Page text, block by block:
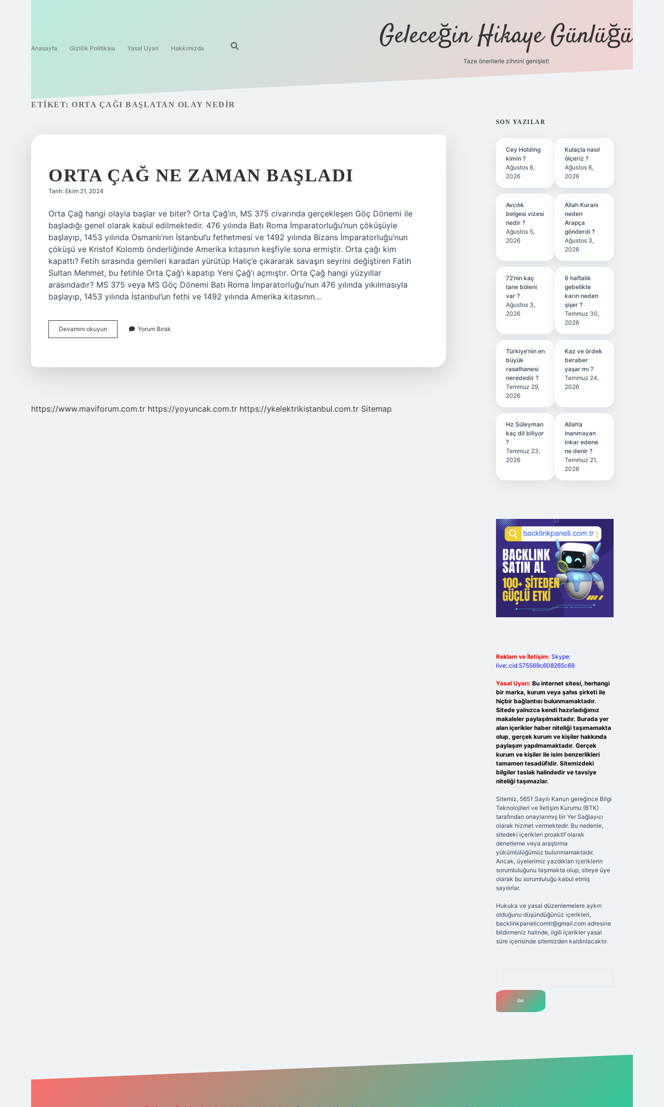
Anasayfa Gizlilik Politikası Yasal Uyarı Hakkımızda Geleceğin Hikaye Günlüğü
Taze önerilerle zihnini genişlet!
ETIKET: ORTA ÇAĞI BAŞLATAN OLAY NEDIR
ORTA ÇAĞ NE ZAMAN BAŞLADI
Tarih: Ekim 21, 2024
Orta Çağ hangi olayla başlar ve biter? Orta Çağ’ın, MS 375 civarında gerçekleşen Göç Dönemi ile
başladığı genel olarak kabul edilmektedir. 476 yılında Batı Roma İmparatorluğu’nun çöküşüyle ​​
başlayıp, 1453 yılında Osmanlı’nın İstanbul’u fethetmesi ve 1492 yılında Bizans İmparatorluğu’nun
çöküşü ve Kristof Kolomb önderliğinde Amerika kıtasının keşfiyle sona ermiştir. Orta çağı kim
kapattı? Fetih sırasında gemileri karadan yürütüp Haliç’e çıkararak savaşın seyrini değiştiren Fatih
Sultan Mehmet, bu fetihle Orta Çağ’ı kapatıp Yeni Çağ’ı açmıştır. Orta Çağ hangi yüzyıllar
arasındadır? MS 375 veya MS Göç Dönemi Batı Roma İmparatorluğu’nun 476 yılında yıkılmasıyla
başlayıp, 1453 yılında İstanbul’un fethi ve 1492 yılında Amerika kıtasının…
Devamını okuyun
Çağ
Yorum Bırak
https://www.maviforum.com.tr https://yoyuncak.com.tr https://ykelektrikistanbul.com.tr Sitemap
SIDEBAR
SON YAZILAR
Cey Holding
kimin ?
Ağustos 6,
2026
Kulaçla nasıl
ölçeriz ?
Ağustos 6,
2026
Avcılık
belgesi vizesi
nedir ?
Ağustos 5,
2026
Allah Kuranı
neden
Arapça
gönderdi ?
Ağustos 3,
2026
72’nin kaç
tane böleni
var ?
Ağustos 3,
2026
6 haftalık
gebelikte
karın neden
şişer ?
Temmuz 30,
2026
Türkiye’nin en
büyük
rasathanesi
nerededir ?
Temmuz 29,
2026
Kaz ve ördek
beraber
yaşar mı ?
Temmuz 24,
2026
Hz Süleyman
kaç dil biliyor
?
Temmuz 23,
2026
Allah’a
inanmayan
inkar edene
ne denir ?
Temmuz 21,
2026
Reklam ve İletişim: Skype:
live:.cid.575569c608265c69
Yasal Uyarı: Bu internet sitesi, herhangi
bir marka, kurum veya şahıs şirketi ile
hiçbir bağlantısı bulunmamaktadır.
Sitede yalnızca kendi hazırladığımız
makaleler paylaşılmaktadır. Burada yer
alan içerikler haber niteliği taşımamakta
olup, gerçek kurum ve kişiler hakkında
paylaşım yapılmamaktadır. Gerçek
kurum ve kişiler ile isim benzerlikleri
tamamen tesadüfidir. Sitemizdeki
bilgiler taslak halindedir ve tavsiye
niteliği taşımazlar.
Sitemiz, 5651 Sayılı Kanun gereğince Bilgi
Teknolojileri ve İletişim Kurumu (BTK)
tarafından onaylanmış bir Yer Sağlayıcı
olarak hizmet vermektedir. Bu nedenle,
sitedeki içerikleri proaktif olarak
denetleme veya araştırma
yükümlülüğümüz bulunmamaktadır.
Ancak, üyelerimiz yazdıkları içeriklerin
sorumluluğunu taşımakta olup, siteye üye
olarak bu sorumluluğu kabul etmiş
sayılırlar.
Hukuka ve yasal düzenlemelere aykırı
olduğunu düşündüğünüz içerikleri,
backlinkpanelicomtr@gmail.comadresine
bildirmeniz halinde, ilgili içerikler yasal
süre içerisinde sitemizden kaldırılacaktır.